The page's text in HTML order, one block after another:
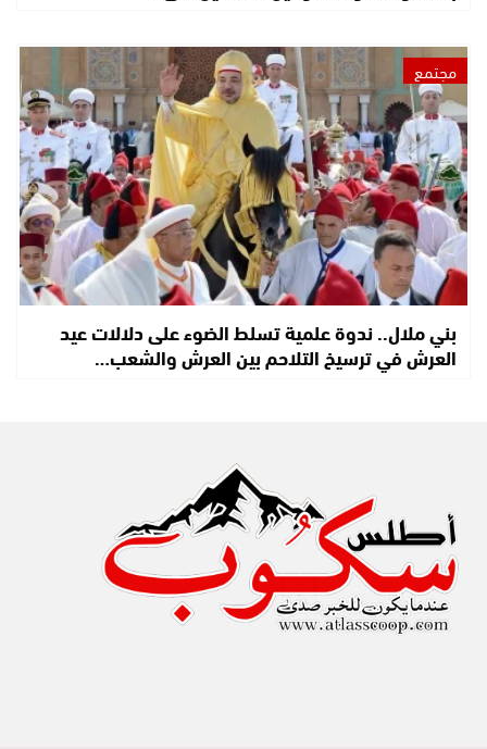
مجتمع
بني ملال.. ندوة علمية تسلط الضوء على دلالات عيد
العرش في ترسيخ التلاحم بين العرش والشعب…